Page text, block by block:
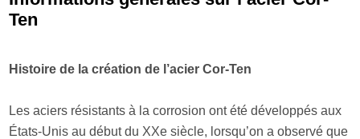
Ten
Histoire de la création de l’acier Cor-Ten
Les aciers résistants à la corrosion ont été développés aux
États-Unis au début du XXe siècle, lorsqu’on a observé que